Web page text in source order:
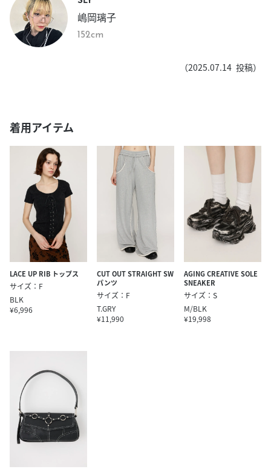
嶋岡璃子
152cm
（2025.07.14 投稿）
着用アイテム
LACE UP RIB トップス
サイズ：F
BLK
¥6,996
CUT OUT STRAIGHT SW
パンツ
サイズ：F
T.GRY
¥11,990
AGING CREATIVE SOLE
SNEAKER
サイズ：S
M/BLK
¥19,998